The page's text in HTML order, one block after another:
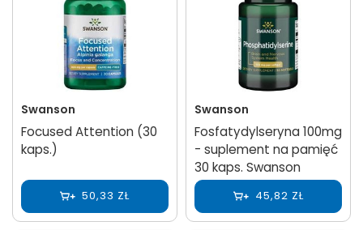
Swanson
Focused Attention (30
kaps.)
50,33 ZŁ
Swanson
Fosfatydylseryna 100mg
- suplement na pamięć
30 kaps. Swanson
45,82 ZŁ